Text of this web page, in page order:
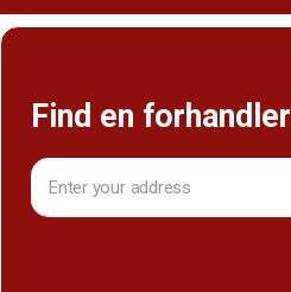
Find en forhandler